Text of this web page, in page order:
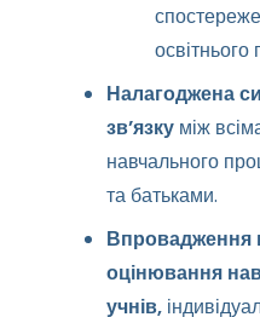
освітнього
Налагоджена
звʼязку між
навчального
та батьками.
Впровадження
оцінювання
учнів,